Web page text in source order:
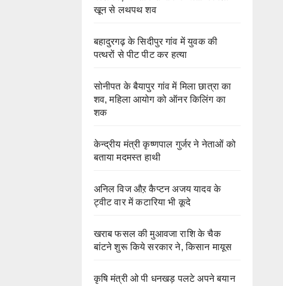
खून से लथपथ शव
बहादुरगढ़ के सिदीपुर गांव में युवक की
पत्थरों से पीट पीट कर हत्या
सोनीपत के बैयापुर गांव में मिला छात्रा का
शव, महिला आयोग को ऑनर किलिंग का
शक
केन्द्रीय मंत्री कृष्णपाल गुर्जर ने नेताओं को
बताया मदमस्त हाथी
अनिल विज औऱ कैप्टन अजय यादव के
ट्वीट वार में कटारिया भी कूदे
खराब फसल की मुआवजा राशि के चैक
बांटने शुरू किये सरकार ने, किसान मायूस
कृषि मंत्री ओ पी धनखड़ पलटे अपने बयान